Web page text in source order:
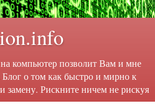
компьютер позволит Вам и мне
о том как быстро и мирно к
замену. Рискните ничем не рискуя